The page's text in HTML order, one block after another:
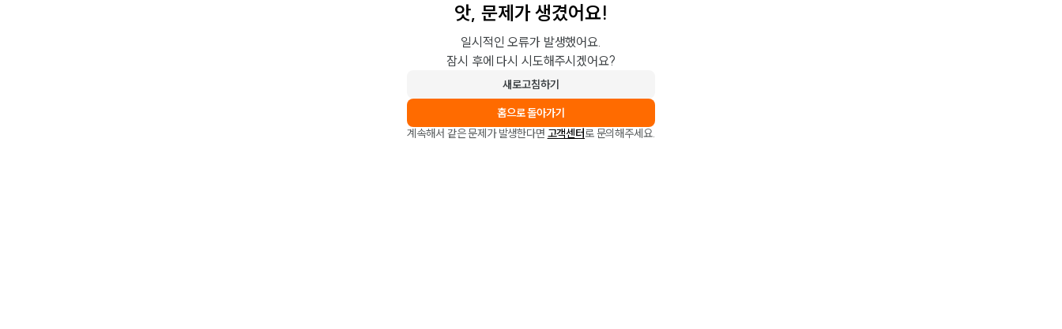
앗, 문제가 생겼어요!
일시적인 오류가 발생했어요.
잠시 후에 다시 시도해주시겠어요?
새로고침하기
홈으로 돌아가기
계속해서 같은 문제가 발생한다면 고객센터로 문의해주세요.